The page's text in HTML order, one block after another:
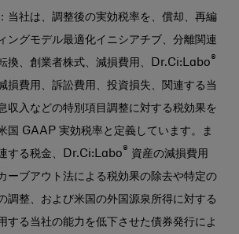
：当社は、調整後の実効税率を、償却、再編
ングモデル最適化イニシアチブ、分離関連
換、創業者株式、減損費用、Dr.Ci:Labo ®
損費用、訴訟費用、投資損失、関連する当
収入などの特別項目調整に対する税効果を
国 GAAP 実効税率と定義しています。ま
する税金、Dr.Ci:Labo ® 資産の減損費用
ーブアウト法による税効果の除去や特定の
調整、および米国の外国源泉所得に対する
する当社の能力を低下させた債券発行によ